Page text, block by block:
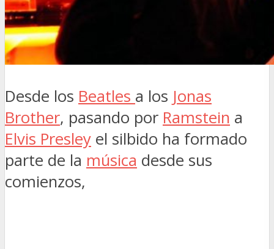
Desde los Beatles a los Jonas
Brother, pasando por Ramstein a
Elvis Presley el silbido ha formado
parte de la música desde sus
comienzos,